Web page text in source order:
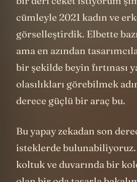
cümleyle 2021 kadın ve
görselleştirdik. Elbette
ama en azından
bir şekilde beyin fırtınası
olasılıkları görebilmek
derece güçlü bir araç bu.
Bu yapay zekadan son
isteklerde
koltuk ve duvarında bir